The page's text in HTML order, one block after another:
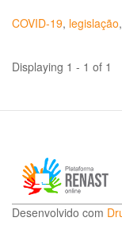
COVID-19, legislação,
Displaying 1 - 1 of 1
Desenvolvido com